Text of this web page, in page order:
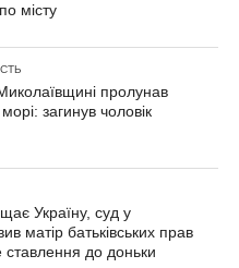
місту
пролунав
загинув чоловік
Україну, суд у
матір батьківських прав
до доньки